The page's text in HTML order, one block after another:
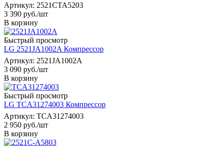
Артикул: 2521CTA5203
3 390 руб./шт
В корзину
Быстрый просмотр
LG 2521JA1002A Компрессор
Артикул: 2521JA1002A
3 090 руб./шт
В корзину
Быстрый просмотр
LG TCA31274003 Компрессор
Артикул: TCA31274003
2 950 руб./шт
В корзину